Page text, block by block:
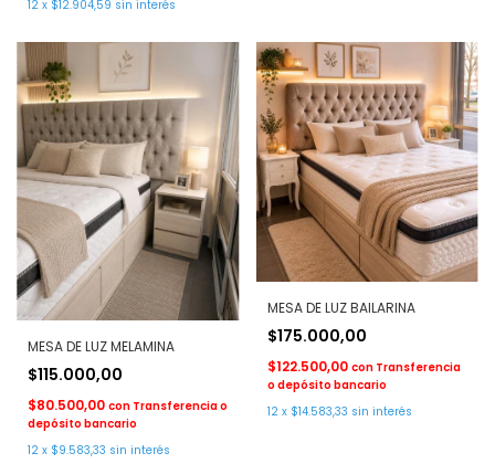
12 x $12.904,59 sin interés
MESA DE LUZ MELAMINA
$115.000,00
$80.500,00 con Transferencia o
depósito bancario
12 x $9.583,33 sin interés
MESA DE LUZ BAILARINA
$175.000,00
$122.500,00 con Transferencia
o depósito bancario
12 x $14.583,33 sin interés